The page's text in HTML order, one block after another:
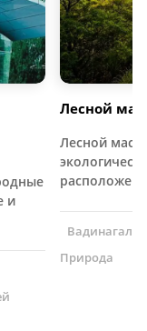
и
Лесной
Лесной
Природа